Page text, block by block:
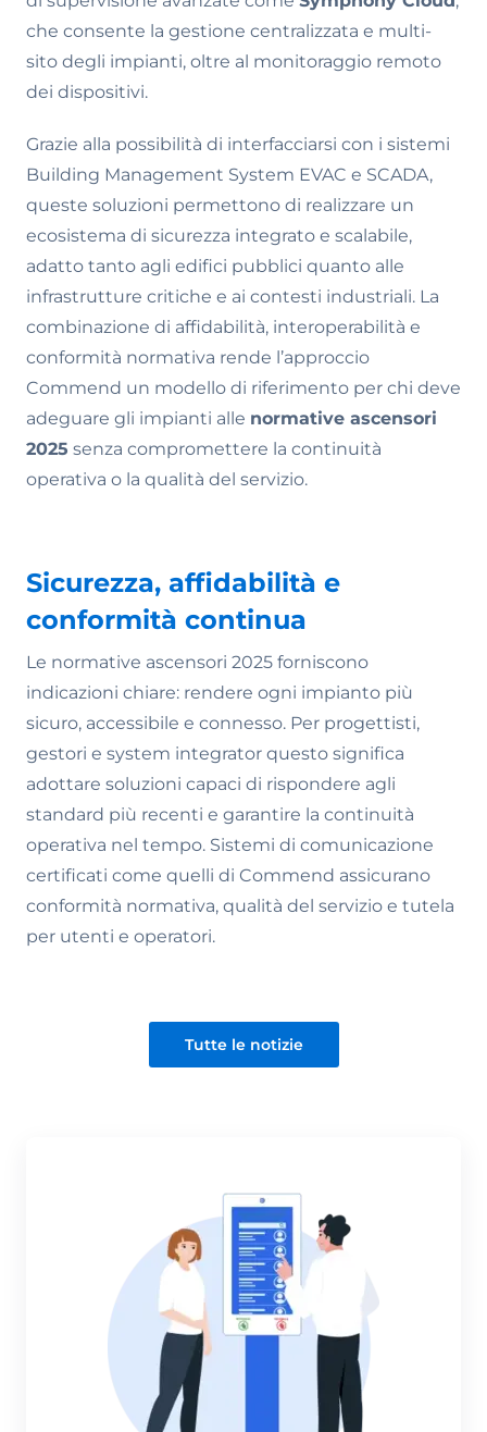
che consente la gestione centralizzata e multi-
sito degli impianti, oltre al monitoraggio remoto
dei dispositivi.
Grazie alla possibilità di interfacciarsi con i sistemi
Building Management System EVAC e SCADA,
queste soluzioni permettono di realizzare un
ecosistema di sicurezza integrato e scalabile,
adatto tanto agli edifici pubblici quanto alle
infrastrutture critiche e ai contesti industriali. La
combinazione di affidabilità, interoperabilità e
conformità normativa rende l’approccio
Commend un modello di riferimento per chi deve
adeguare gli impianti alle normative ascensori
2025 senza compromettere la continuità
operativa o la qualità del servizio.
Sicurezza, affidabilità e
conformità continua
Le normative ascensori 2025 forniscono
indicazioni chiare: rendere ogni impianto più
sicuro, accessibile e connesso. Per progettisti,
gestori e system integrator questo significa
adottare soluzioni capaci di rispondere agli
standard più recenti e garantire la continuità
operativa nel tempo. Sistemi di comunicazione
certificati come quelli di Commend assicurano
conformità normativa, qualità del servizio e tutela
per utenti e operatori.
Tutte le notizie